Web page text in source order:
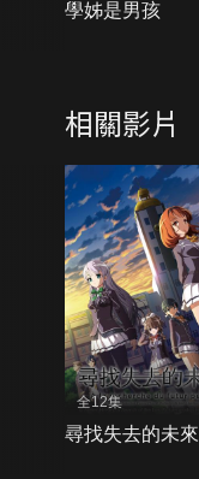
學姊是男孩
相關影片
全12集
尋找失去的未來